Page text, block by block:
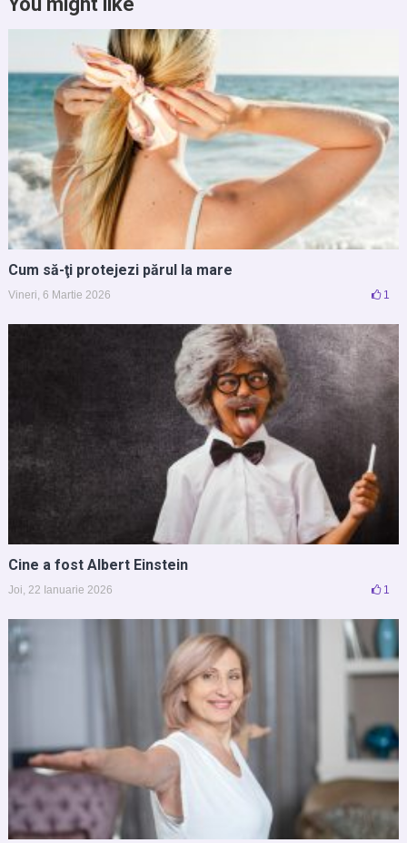
Cum să-ţi protejezi părul la mare
Vineri, 6 Martie 2026 1
Cine a fost Albert Einstein
Joi, 22 Ianuarie 2026 1